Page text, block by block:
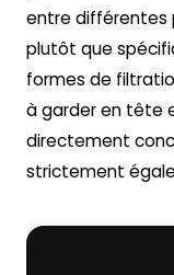
entre différentes
plutôt que
formes de
à garder en tête
directement
strictement